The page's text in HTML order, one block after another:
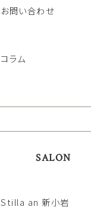
お問い合わせ
コラム
SALON
Stilla an 新小岩